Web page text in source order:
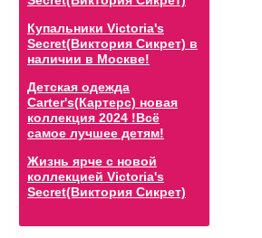
Купальники Victoria's
Secret(Виктория Сикрет) в
наличии в Москве!
Детская одежда
Carter's(Картерс) новая
коллекция 2024 !Всё
самое лучшее детям!
Жизнь ярче с новой
коллекцией Victoria's
Secret(Виктория Сикрет)